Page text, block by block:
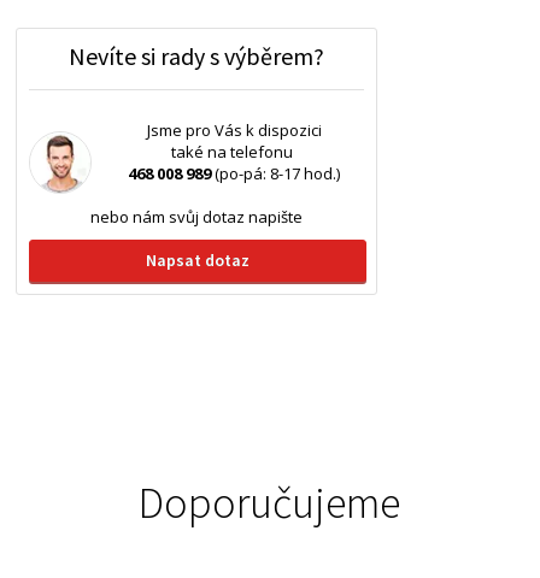
Nevíte si rady s výběrem?
Jsme pro Vás k dispozici
také na telefonu
468 008 989(po-pá: 8-17 hod.)
nebo nám svůj dotaz napište
Napsat dotaz
Doporučujeme